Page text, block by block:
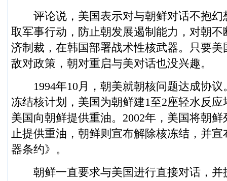
评论说，美国表示对与朝鲜对话不抱幻
取军事行动，防止朝发展遏制能力，对朝
济制裁，在韩国部署战术性核武器。只要
敌对政策，朝对重启与美对话也没兴趣。
1994年10月，朝美就朝核问题达成协议
冻结核计划，美国为朝鲜建1至2座轻水反
美国向朝鲜提供重油。2002年，美国将朝
止提供重油，朝鲜则宣布解除核冻结，并
器条约》。
朝鲜一直要求与美国进行直接对话，并